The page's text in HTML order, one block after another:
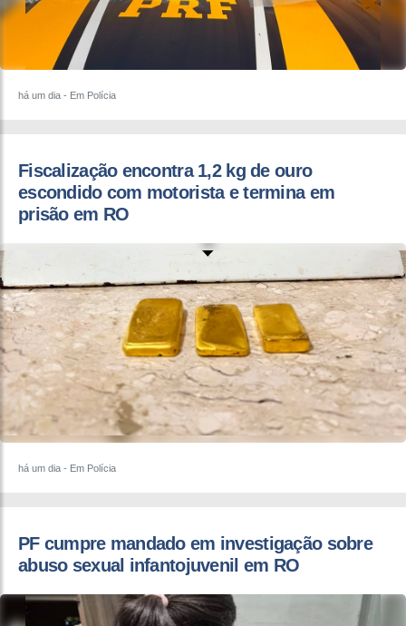
há um dia - Em Polícia
Fiscalização encontra 1,2 kg de ouro
escondido com motorista e termina em
prisão em RO
há um dia - Em Polícia
PF cumpre mandado em investigação sobre
abuso sexual infantojuvenil em RO